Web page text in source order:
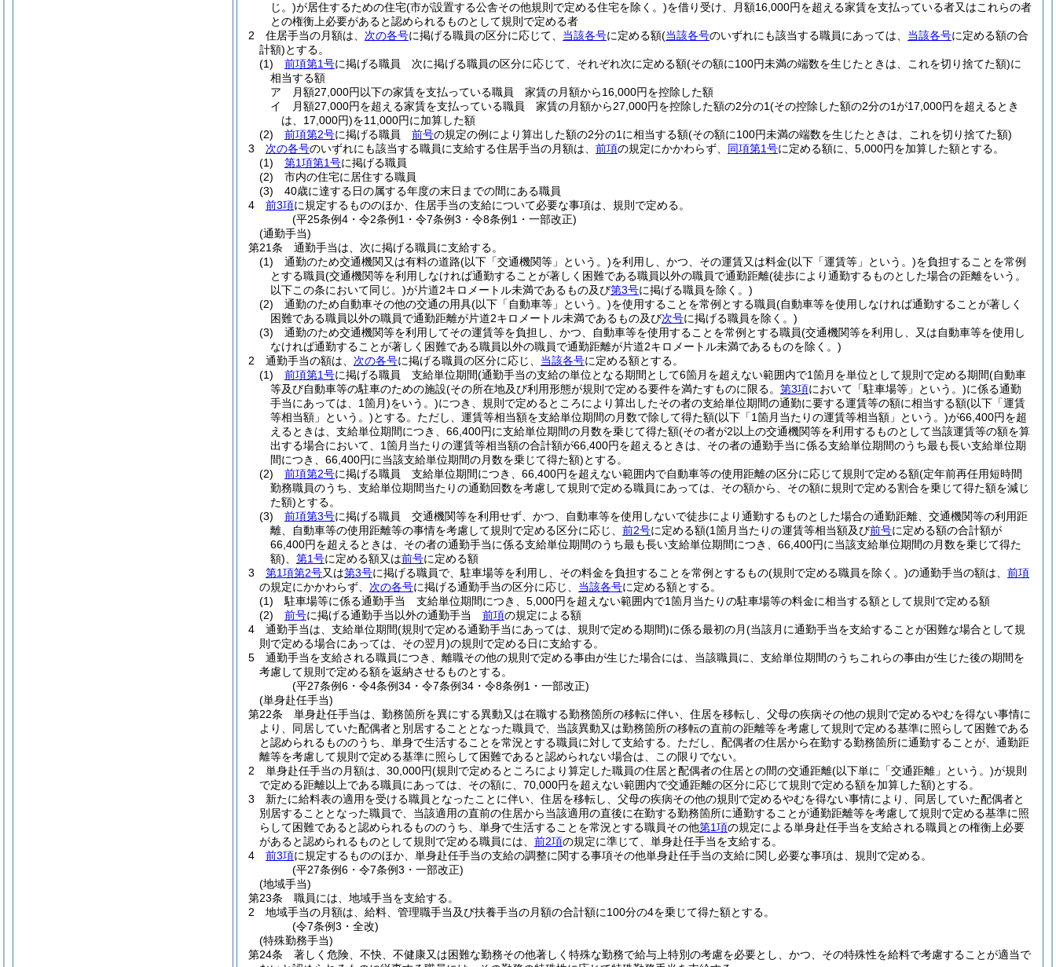
じ。)が居住するための住宅(市が設置する公舎その他規則で定める住宅を除く。)を借り受け、月額16,000円を超える家賃を支払っている者又はこれらの者
との権衡上必要があると認められるものとして規則で定める者
2
住居手当の月額は、 次の各号に掲げる職員の区分に応じて、 当該各号に定める額(当該各号のいずれにも該当する職員にあっては、 当該各号に定める額の合
計額)とする。
(1)
前項第1号に掲げる職員 次に掲げる職員の区分に応じて、それぞれ次に定める額(その額に100円未満の端数を生じたときは、これを切り捨てた額)に
相当する額
ア
月額27,000円以下の家賃を支払っている職員 家賃の月額から16,000円を控除した額
イ
月額27,000円を超える家賃を支払っている職員 家賃の月額から27,000円を控除した額の2分の1(その控除した額の2分の1が17,000円を超えるとき
は、17,000円)を11,000円に加算した額
(2)
前項第2号に掲げる職員 前号の規定の例により算出した額の2分の1に相当する額(その額に100円未満の端数を生じたときは、これを切り捨てた額)
3
次の各号のいずれにも該当する職員に支給する住居手当の月額は、 前項の規定にかかわらず、 同項第1号に定める額に、5,000円を加算した額とする。
(1)
第1項第1号に掲げる職員
(2)
市内の住宅に居住する職員
(3)
40歳に達する日の属する年度の末日までの間にある職員
4
前3項に規定するもののほか、住居手当の支給について必要な事項は、規則で定める。
(平25条例4・令2条例1・令7条例3・令8条例1・一部改正)
(通勤手当)
第21条
通勤手当は、次に掲げる職員に支給する。
(1)
通勤のため交通機関又は有料の道路(以下「交通機関等」という。)を利用し、かつ、その運賃又は料金(以下「運賃等」という。)を負担することを常例
とする職員(交通機関等を利用しなければ通勤することが著しく困難である職員以外の職員で通勤距離(徒歩により通勤するものとした場合の距離をいう。
以下この条において同じ。)が片道2キロメートル未満であるもの及び第3号に掲げる職員を除く。)
(2)
通勤のため自動車その他の交通の用具(以下「自動車等」という。)を使用することを常例とする職員(自動車等を使用しなければ通勤することが著しく
困難である職員以外の職員で通勤距離が片道2キロメートル未満であるもの及び次号に掲げる職員を除く。)
(3)
通勤のため交通機関等を利用してその運賃等を負担し、かつ、自動車等を使用することを常例とする職員(交通機関等を利用し、又は自動車等を使用し
なければ通勤することが著しく困難である職員以外の職員で通勤距離が片道2キロメートル未満であるものを除く。)
2
通勤手当の額は、 次の各号に掲げる職員の区分に応じ、 当該各号に定める額とする。
(1)
前項第1号に掲げる職員 支給単位期間(通勤手当の支給の単位となる期間として6箇月を超えない範囲内で1箇月を単位として規則で定める期間(自動車
等及び自動車等の駐車のための施設(その所在地及び利用形態が規則で定める要件を満たすものに限る。 第3項において「駐車場等」という。)に係る通勤
手当にあっては、1箇月)をいう。)につき、規則で定めるところにより算出したその者の支給単位期間の通勤に要する運賃等の額に相当する額(以下「運賃
等相当額」という。)とする。 ただし、運賃等相当額を支給単位期間の月数で除して得た額(以下「1箇月当たりの運賃等相当額」という。)が66,400円を超
えるときは、支給単位期間につき、66,400円に支給単位期間の月数を乗じて得た額(その者が2以上の交通機関等を利用するものとして当該運賃等の額を算
出する場合において、1箇月当たりの運賃等相当額の合計額が66,400円を超えるときは、その者の通勤手当に係る支給単位期間のうち最も長い支給単位期
間につき、66,400円に当該支給単位期間の月数を乗じて得た額)とする。
(2)
前項第2号に掲げる職員 支給単位期間につき、66,400円を超えない範囲内で自動車等の使用距離の区分に応じて規則で定める額(定年前再任用短時間
勤務職員のうち、支給単位期間当たりの通勤回数を考慮して規則で定める職員にあっては、その額から、その額に規則で定める割合を乗じて得た額を減じ
た額)とする。
(3)
前項第3号に掲げる職員 交通機関等を利用せず、かつ、自動車等を使用しないで徒歩により通勤するものとした場合の通勤距離、交通機関等の利用距
離、自動車等の使用距離等の事情を考慮して規則で定める区分に応じ、 前2号に定める額(1箇月当たりの運賃等相当額及び前号に定める額の合計額が
66,400円を超えるときは、その者の通勤手当に係る支給単位期間のうち最も長い支給単位期間につき、66,400円に当該支給単位期間の月数を乗じて得た
額)
第1号に定める額又は前号に定める額
3
第1項第2号又は第3号に掲げる職員で、駐車場等を利用し、その料金を負担することを常例とするもの(規則で定める職員を除く。)の通勤手当の額は、 前項
の規定にかかわらず、 次の各号に掲げる通勤手当の区分に応じ、 当該各号に定める額とする。
(1)
駐車場等に係る通勤手当 支給単位期間につき、5,000円を超えない範囲内で1箇月当たりの駐車場等の料金に相当する額として規則で定める額
(2)
前号に掲げる通勤手当以外の通勤手当 前項の規定による額
4
通勤手当は、支給単位期間(規則で定める通勤手当にあっては、規則で定める期間)に係る最初の月(当該月に通勤手当を支給することが困難な場合として規
則で定める場合にあっては、その翌月)の規則で定める日に支給する。
5
通勤手当を支給される職員につき、離職その他の規則で定める事由が生じた場合には、当該職員に、支給単位期間のうちこれらの事由が生じた後の期間を
考慮して規則で定める額を返納させるものとする。
(平27条例6・令4条例34・令7条例34・令8条例1・一部改正)
(単身赴任手当)
第22条
単身赴任手当は、勤務箇所を異にする異動又は在職する勤務箇所の移転に伴い、住居を移転し、父母の疾病その他の規則で定めるやむを得ない事情に
より、同居していた配偶者と別居することとなった職員で、当該異動又は勤務箇所の移転の直前の距離等を考慮して規則で定める基準に照らして困難である
と認められるもののうち、単身で生活することを常況とする職員に対して支給する。 ただし、配偶者の住居から在勤する勤務箇所に通勤することが、通勤距
離等を考慮して規則で定める基準に照らして困難であると認められない場合は、この限りでない。
2
単身赴任手当の月額は、30,000円(規則で定めるところにより算定した職員の住居と配偶者の住居との間の交通距離(以下単に「交通距離」という。)が規則
で定める距離以上である職員にあっては、その額に、70,000円を超えない範囲内で交通距離の区分に応じて規則で定める額を加算した額)とする。
3
新たに給料表の適用を受ける職員となったことに伴い、住居を移転し、父母の疾病その他の規則で定めるやむを得ない事情により、同居していた配偶者と
別居することとなった職員で、当該適用の直前の住居から当該適用の直後に在勤する勤務箇所に通勤することが通勤距離等を考慮して規則で定める基準に照
らして困難であると認められるもののうち、単身で生活することを常況とする職員その他第1項の規定による単身赴任手当を支給される職員との権衡上必要
があると認められるものとして規則で定める職員には、 前2項の規定に準じて、単身赴任手当を支給する。
4
前3項に規定するもののほか、単身赴任手当の支給の調整に関する事項その他単身赴任手当の支給に関し必要な事項は、規則で定める。
(平27条例6・令7条例3・一部改正)
(地域手当)
第23条
職員には、地域手当を支給する。
2
地域手当の月額は、給料、管理職手当及び扶養手当の月額の合計額に100分の4を乗じて得た額とする。
(令7条例3・全改)
(特殊勤務手当)
第24条
著しく危険、不快、不健康又は困難な勤務その他著しく特殊な勤務で給与上特別の考慮を必要とし、かつ、その特殊性を給料で考慮することが適当で